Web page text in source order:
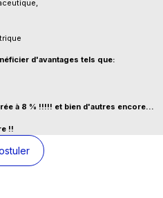
d'avantages tels que:
à 8 % !!!!! et bien d'autres encore...
!!